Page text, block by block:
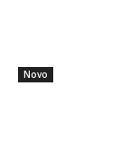
Novo